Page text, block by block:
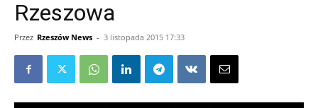
Rzeszowa
Przez Rzeszów News - 3 listopada 2015 17:33